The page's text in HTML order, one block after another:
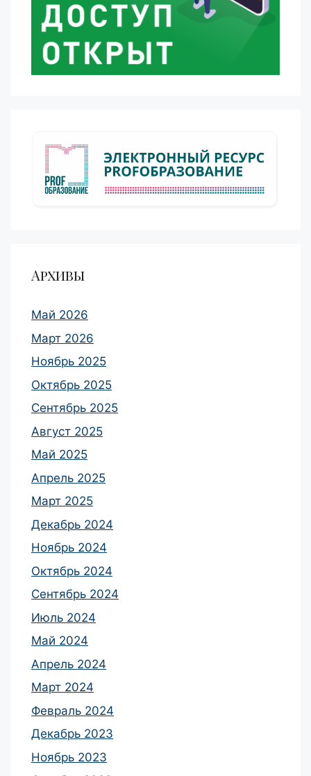
Архивы
Май 2026
Март 2026
Ноябрь 2025
Октябрь 2025
Сентябрь 2025
Август 2025
Май 2025
Апрель 2025
Март 2025
Декабрь 2024
Ноябрь 2024
Октябрь 2024
Сентябрь 2024
Июль 2024
Май 2024
Апрель 2024
Март 2024
Февраль 2024
Декабрь 2023
Ноябрь 2023